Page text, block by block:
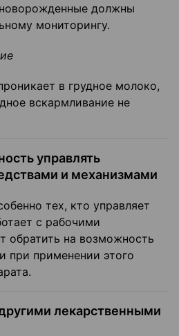
должны
мониторингу.
в грудное молоко,
вскармливание не
управлять
и механизмами
тех, кто управляет
с рабочими
обратить на возможность
при применении этого
лекарственными